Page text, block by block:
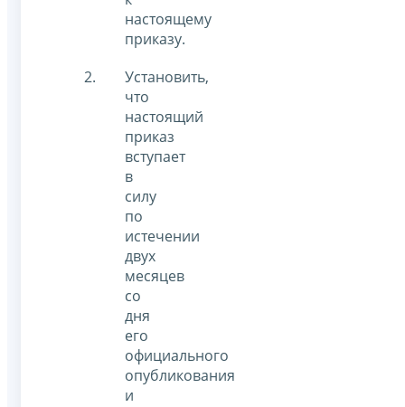
настоящему
приказу.
Установить,
что
настоящий
приказ
вступает
в
силу
по
истечении
двух
месяцев
со
дня
его
официального
опубликования
и